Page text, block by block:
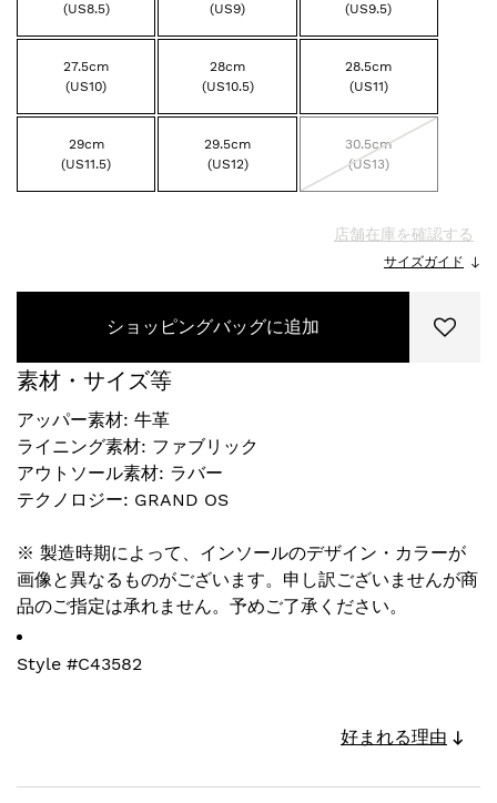
(US8.5)
(US9)
(US9.5)
27.5cm
(US10)
28cm
(US10.5)
28.5cm
(US11)
29cm
(US11.5)
29.5cm
(US12)
30.5cm
(US13)
店舗在庫を確認する
サイズガイド
ショッピングバッグに追加
素材・サイズ等
アッパー素材: 牛革
ライニング素材: ファブリック
アウトソール素材: ラバー
テクノロジー: GRAND OS
※ 製造時期によって、インソールのデザイン・カラーが
画像と異なるものがございます。申し訳ございませんが商
品のご指定は承れません。予めご了承ください。
Style #C43582
好まれる理由